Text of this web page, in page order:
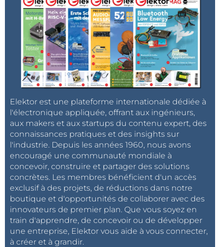
Elektor est une plateforme internationale dédiée à
l'électronique appliquée, offrant aux ingénieurs,
aux makers et aux startups du contenu expert, des
connaissances pratiques et des insights sur
l'industrie. Depuis les années 1960, nous avons
encouragé une communauté mondiale à
concevoir, construire et partager des solutions
concrètes. Les membres bénéficient d'un accès
exclusif à des projets, de réductions dans notre
boutique et d'opportunités de collaborer avec des
innovateurs de premier plan. Que vous soyez en
train d'apprendre, de concevoir ou de développer
une entreprise, Elektor vous aide à vous connecter,
à créer et à grandir.